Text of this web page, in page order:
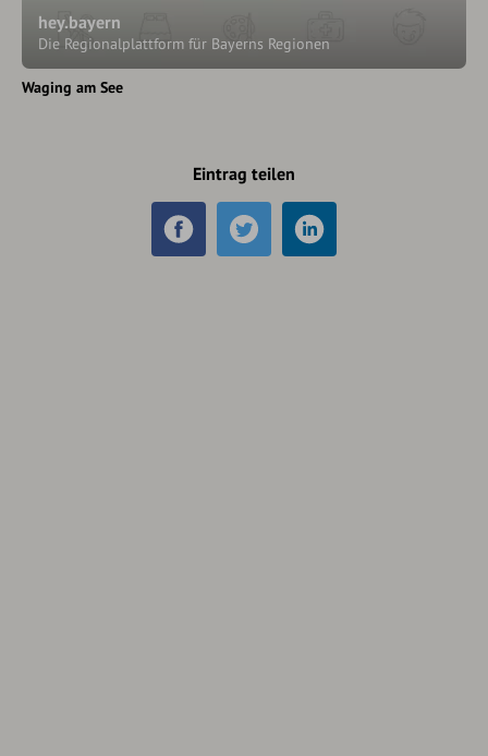
hey.bayern
Die Regionalplattform für Bayerns Regionen
Waging am See
Eintrag teilen